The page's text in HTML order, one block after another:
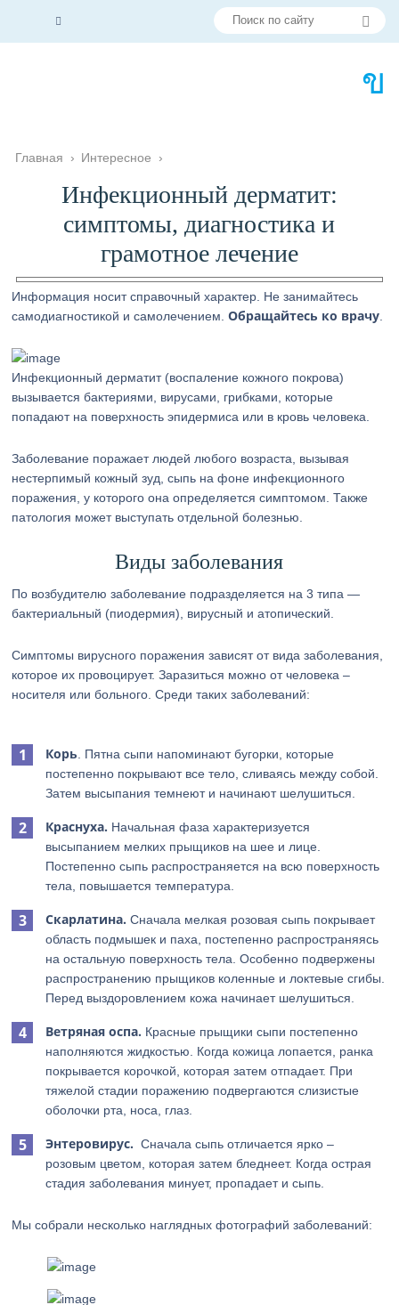
Главная › Интересное ›
Инфекционный дерматит:
симптомы, диагностика и
грамотное лечение
Информация носит справочный характер. Не занимайтесь
самодиагностикой и самолечением.Обращайтесь ко врачу
Инфекционный дерматит (воспаление кожного покрова)
вызывается бактериями, вирусами, грибками, которые
попадают на поверхность эпидермиса или в кровь человека.
Заболевание поражает людей любого возраста, вызывая
нестерпимый кожный зуд, сыпь на фоне инфекционного
поражения, у которого она определяется симптомом. Также
патология может выступать отдельной болезнью.
Виды заболевания
По возбудителю заболевание подразделяется на 3 типа —
бактериальный (пиодермия), вирусный и атопический.
Симптомы вирусного поражения зависят от вида заболевания,
которое их провоцирует. Заразиться можно от человека –
носителя или больного. Среди таких заболеваний:
Корь . Пятна сыпи напоминают бугорки, которые
постепенно покрывают все тело, сливаясь между собой.
Затем высыпания темнеют и начинают шелушиться.
Краснуха. Начальная фаза характеризуется
высыпанием мелких прыщиков на шее и лице.
Постепенно сыпь распространяется на всю поверхность
тела, повышается температура.
Скарлатина. Сначала мелкая розовая сыпь покрывает
область подмышек и паха, постепенно распространяясь
на остальную поверхность тела. Особенно подвержены
распространению прыщиков коленные и локтевые сгибы.
Перед выздоровлением кожа начинает шелушиться.
Ветряная оспа. Красные прыщики сыпи постепенно
наполняются жидкостью. Когда кожица лопается, ранка
покрывается корочкой, которая затем отпадает. При
тяжелой стадии поражению подвергаются слизистые
оболочки рта, носа, глаз.
Энтеровирус. Сначала сыпь отличается ярко –
розовым цветом, которая затем бледнеет. Когда острая
стадия заболевания минует, пропадает и сыпь.
Мы собрали несколько наглядных фотографий заболеваний: